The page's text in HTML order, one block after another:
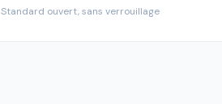
Standard ouvert, sans verrouillage